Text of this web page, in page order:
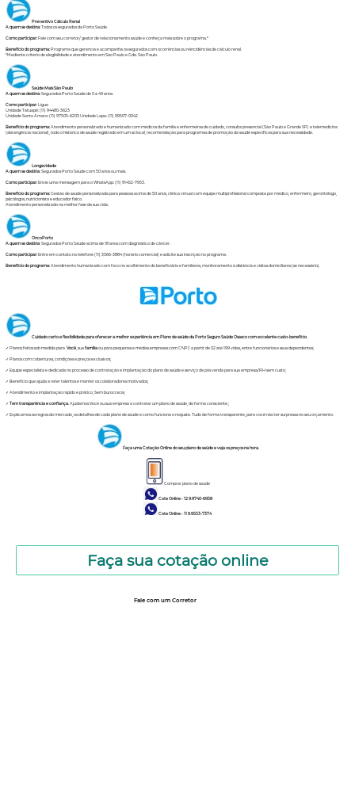
Preventivo Cálculo Renal
A quem se destina:Todos os segurados da Porto Saúde.
Como participar: Fale com seu corretor/ gestor de relacionamento saúde e conheça mais sobre o programa.*
Benefício do programa: Programa que gerencia e acompanha os segurados com ocorrências ou reincidências de cálculo renal.
*Mediante critério de elegibilidade e atendimento em São Paulo e Gde. São Paulo.
Saúde Mais São Paulo
A quem se destina:Segurados Porto Saúde de 0 a 49 anos
Como participar: Ligue
Unidade Tatuapé: (11) 94480-3623
Unidade Santo Amaro: (11) 97505-6203 Unidade Lapa: (11) 99507-0042
Benefício do programa:Atendimento personalizado e humanizado com médicos da família e enfermeiras de cuidado, consulta presencial (São Paulo e Grande SP) e telemedicina
(abrangência nacional), todo o histórico de saúde registrado em um só local, recomendação para programas de promoção da saúde específicos para sua necessidade.
Longevidade
A quem se destina: Segurados Porto Saúde com 50 anos ou mais.
Como participar: Envie uma mensagem para o WhatsApp: (11) 91452-7953.
Benefício do programa:Gestão de saúde personalizada para pessoas acima de 50 anos, clínica virtual com equipe multiprofissional composta por médico, enfermeiro, gerontólogo,
psicólogos, nutricionista e educador físico.
Atendimento personalizado na melhor fase da sua vida.
OncoPorto
A quem se destina: Segurados Porto Saúde acima de 18 anos com diagnóstico de câncer.
Como participar: Entre em contato no telefone (11) 3366-3884 (horário comercial) e solicite sua inscrição no programa.
Benefício do programa:Atendimento humanizado com foco no acolhimento do beneficiário e familiares, monitoramento à distância e visitas domiciliares (se necessário).
Cuidado certo e flexibilidade para oferecer a melhor experiência em Plano de saúde da Porto Seguro Saúde Osasco com excelente custo-benefício.
✓ Planos feitos sob medida para Você , suafamíliaou para pequenas e médias empresas com CNPJ a partir de 02 até 199 vidas, entre funcionários e seus dependentes;
✓ Planos com coberturas, condições e preços exclusivos;
✓ Equipe especialista e dedicada no processo de contratação e implantação do plano de saúde e serviço de pós venda para sua empresa/RH sem custo;
✓ Benefício que ajuda a reter talentos e manter os colaboradores motivados;
✓ Atendimento e implantação rápido e prático, Sem burocracia;
✓Tem transparência e confiança.Ajudamos Você ou sua empresa a contratar um plano de saúde, de forma consciente.;
✓ Explicamos as regras do mercado, os detalhes de cada plano de saúde e como funciona o reajuste. Tudo de forma transparente, para você não ter surpresas no seu orçamento.
Faça uma Cotação Online do seu plano de saúde e veja os preços na hora.
Comprar plano de saúde
Cote Online - 12 9.9740-6958
Cote Online - 11 9.9553-7374
Fale com um Corretor
Faça sua cotação online